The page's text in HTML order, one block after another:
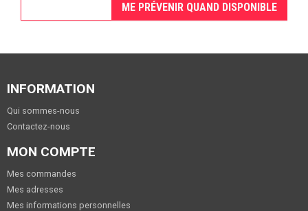
ME PRÉVENIR QUAND DISPONIBLE
INFORMATION
Qui sommes-nous
Contactez-nous
MON COMPTE
Mes commandes
Mes adresses
Mes informations personnelles